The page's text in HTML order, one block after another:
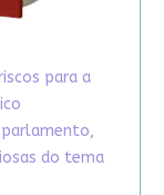
para a
do tema